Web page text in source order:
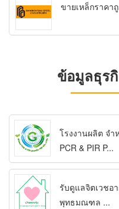
ขายเหล็กราคา
ข้อมูลธุร
โรงงานผลิต จำ
PCR & PIR P...
รับดูแลจิตเวชอ
พุทธมณฑล ...